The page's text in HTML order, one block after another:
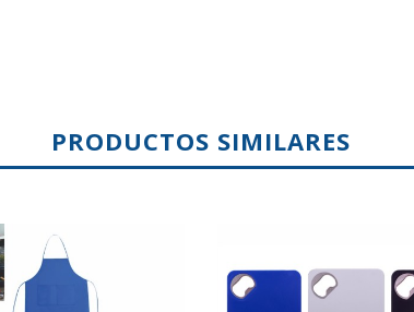
PRODUCTOS SIMILARES